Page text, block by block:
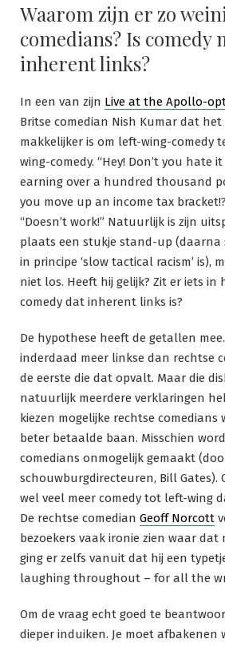
Waarom zijn er zo
comedians? Is comedy
inherent links?
In een van zijn Live at the Apollo-
Britse comedian Nish Kumar dat
makkelijker is om left-wing-comedy
wing-comedy. “Hey! Don’t you hate
earning over a hundred thousand
you move up an income tax
“Doesn’t work!” Natuurlijk is zijn
plaats een stukje stand-up
in principe ‘slow tactical racism’ is),
niet los. Heeft hij gelijk? Zit er iets in
comedy dat inherent links is?
De hypothese heeft de getallen
inderdaad meer linkse dan rechtse
de eerste die dat opvalt. Maar die
natuurlijk meerdere verklaringen
kiezen mogelijke rechtse comedians
beter betaalde baan. Misschien
comedians onmogelijk gemaakt
schouwburgdirecteuren, Bill Gates).
wel veel meer comedy tot left-wing
De rechtse comedian Geoff Norcott
bezoekers vaak ironie zien waar dat
ging er zelfs vanuit dat hij een
laughing throughout – for all the
Om de vraag echt goed te
dieper induiken. Je moet afbakenen